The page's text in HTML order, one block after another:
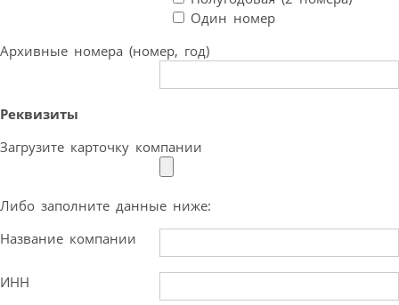
Один номер
Архивные номера (номер, год)
Реквизиты
Загрузите карточку компании
Либо заполните данные ниже:
Название компании
ИНН